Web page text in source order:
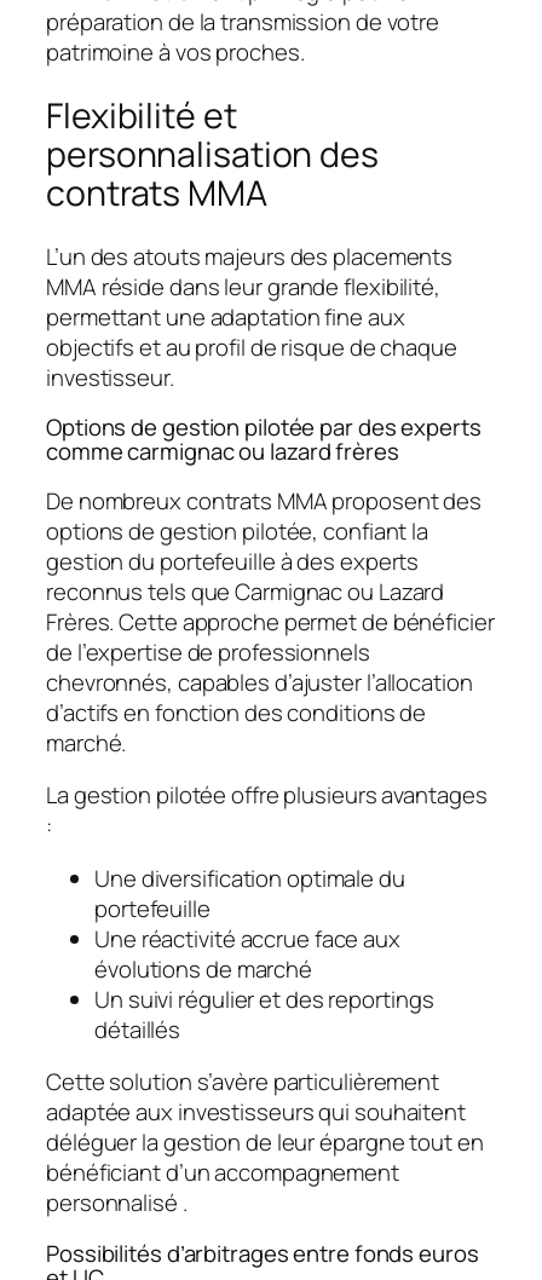
préparation de la transmission de votre
patrimoine à vos proches.
Flexibilité et
personnalisation des
contrats MMA
L’un des atouts majeurs des placements
MMA réside dans leur grande flexibilité,
permettant une adaptation fine aux
objectifs et au profil de risque de chaque
investisseur.
Options de gestion pilotée par des experts
comme carmignac ou lazard frères
De nombreux contrats MMA proposent des
options de gestion pilotée, confiant la
gestion du portefeuille à des experts
reconnus tels que Carmignac ou Lazard
Frères. Cette approche permet de bénéficier
de l’expertise de professionnels
chevronnés, capables d’ajuster l’allocation
d’actifs en fonction des conditions de
marché.
La gestion pilotée offre plusieurs avantages
:
Une diversification optimale du
portefeuille
Une réactivité accrue face aux
évolutions de marché
Un suivi régulier et des reportings
détaillés
Cette solution s’avère particulièrement
adaptée aux investisseurs qui souhaitent
déléguer la gestion de leur épargne tout en
bénéficiant d’unaccompagnement
personnalisé .
Possibilités d’arbitrages entre fonds euros